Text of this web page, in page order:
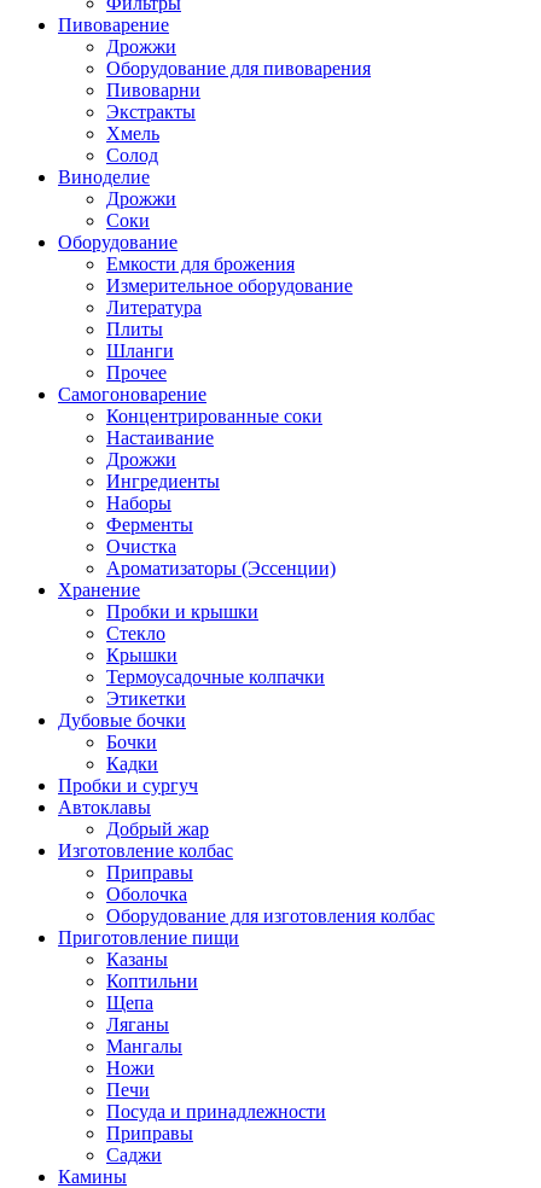
Пивоварение
Дрожжи
Оборудование для пивоварения
Пивоварни
Экстракты
Хмель
Солод
Виноделие
Дрожжи
Соки
Оборудование
Емкости для брожения
Измерительное оборудование
Литература
Плиты
Шланги
Прочее
Самогоноварение
Концентрированные соки
Настаивание
Дрожжи
Ингредиенты
Наборы
Ферменты
Очистка
Ароматизаторы (Эссенции)
Хранение
Пробки и крышки
Стекло
Крышки
Термоусадочные колпачки
Этикетки
Дубовые бочки
Бочки
Кадки
Пробки и сургуч
Автоклавы
Добрый жар
Изготовление колбас
Приправы
Оболочка
Оборудование для изготовления колбас
Приготовление пищи
Казаны
Коптильни
Щепа
Ляганы
Мангалы
Ножи
Печи
Посуда и принадлежности
Приправы
Саджи
Камины